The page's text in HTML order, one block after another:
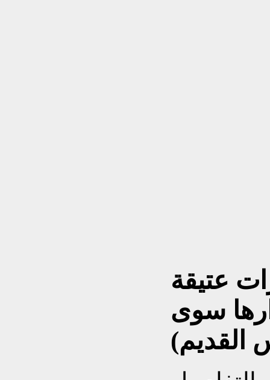
عتيقة
سوى
القديم)